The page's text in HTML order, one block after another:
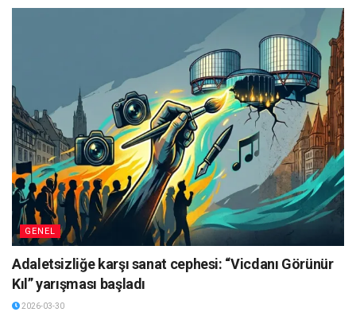
GENEL
Adaletsizliğe karşı sanat cephesi: “Vicdanı Görünür
Kıl” yarışması başladı
2026-03-30